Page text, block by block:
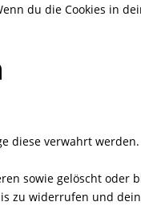
du die Cookies in
diese verwahrt werden.
sowie gelöscht oder
zu widerrufen und